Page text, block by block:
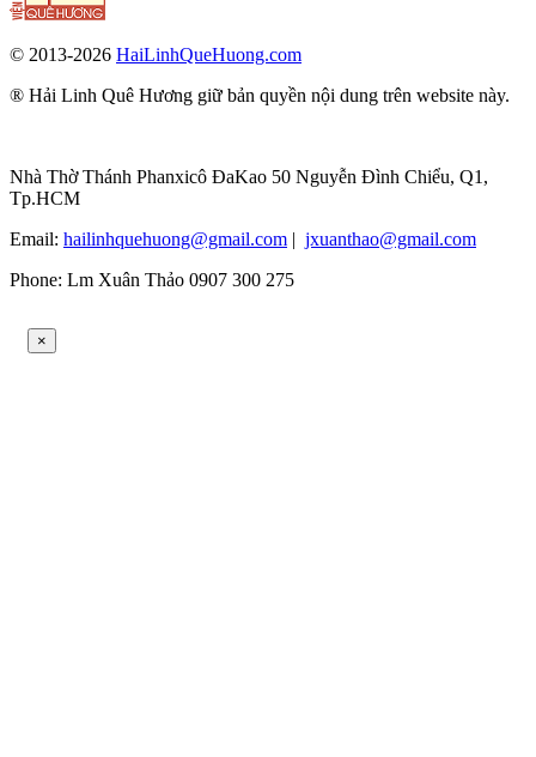
© 2013-2026 HaiLinhQueHuong.com
® Hải Linh Quê Hương giữ bản quyền nội dung trên website này.
Nhà Thờ Thánh Phanxicô ĐaKao 50 Nguyễn Đình Chiểu, Q1,
Tp.HCM
Email: hailinhquehuong@gmail.com | jxuanthao@gmail.com
Phone: Lm Xuân Thảo 0907 300 275
×